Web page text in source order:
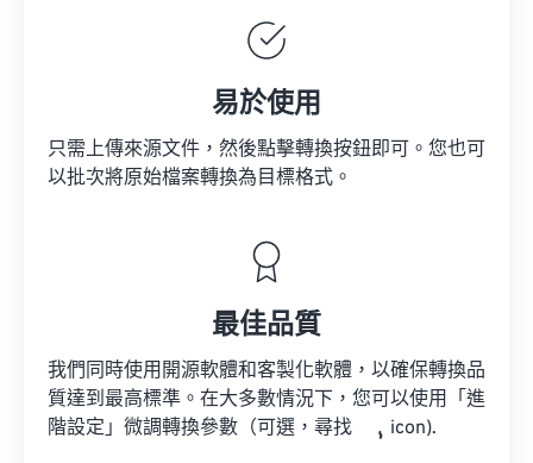
易於使用
只需上傳來源文件，然後點擊轉換按鈕即可。您也可
以批次將原始檔案轉換為目標格式。
最佳品質
我們同時使用開源軟體和客製化軟體，以確保轉換品
質達到最高標準。在大多數情況下，您可以使用「進
階設定」微調轉換參數（可選，尋找
icon).